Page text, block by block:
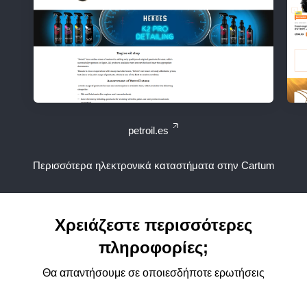
petroil.es
Περισσότερα ηλεκτρονικά καταστήματα στην Cartum
Χρειάζεστε περισσότερες
πληροφορίες;
Θα απαντήσουμε σε οποιεσδήποτε ερωτήσεις